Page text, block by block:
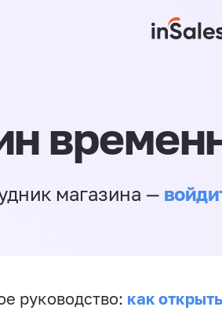
магазина —
руководство: как